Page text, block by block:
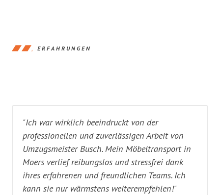
ERFAHRUNGEN
"Ich war wirklich beeindruckt von der
professionellen und zuverlässigen Arbeit von
Umzugsmeister Busch. Mein Möbeltransport in
Moers verlief reibungslos und stressfrei dank
ihres erfahrenen und freundlichen Teams. Ich
kann sie nur wärmstens weiterempfehlen!"